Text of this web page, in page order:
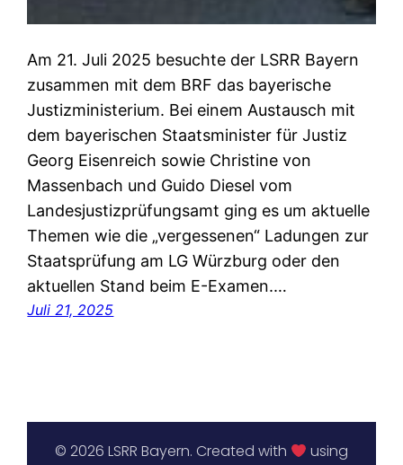
Am 21. Juli 2025 besuchte der LSRR Bayern
zusammen mit dem BRF das bayerische
Justizministerium. Bei einem Austausch mit
dem bayerischen Staatsminister für Justiz
Georg Eisenreich sowie Christine von
Massenbach und Guido Diesel vom
Landesjustizprüfungsamt ging es um aktuelle
Themen wie die „vergessenen“ Ladungen zur
Staatsprüfung am LG Würzburg oder den
aktuellen Stand beim E-Examen.…
Juli 21, 2025
© 2026 LSRR Bayern. Created with
using